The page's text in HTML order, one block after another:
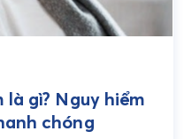
gì? Nguy hiểm
chóng